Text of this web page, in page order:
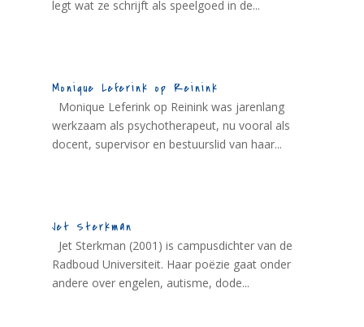
legt wat ze schrijft als speelgoed in de...
Monique Leferink op Reinink
Monique Leferink op Reinink was jarenlang
werkzaam als psychotherapeut, nu vooral als
docent, supervisor en bestuurslid van haar...
Jet Sterkman
Jet Sterkman (2001) is campusdichter van de
Radboud Universiteit. Haar poëzie gaat onder
andere over engelen, autisme, dode...